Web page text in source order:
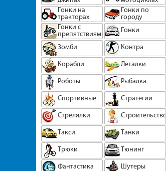
Гонки на
тракторах
Гонки по
городу
Гонки с
препятствиями
Гонки
Зомби
Контра
Корабли
Леталки
Роботы
Рыбалка
Спортивные
Стратегии
Стрелялки
Строительство
Такси
Танки
Трюки
Тюнинг
Фантастика
Шутеры